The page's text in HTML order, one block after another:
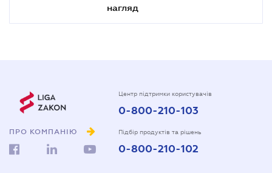
нагляд
ПРО КОМПАНІЮ
Центр підтримки користувачів
0-800-210-103
Підбір продуктів та рішень
0-800-210-102